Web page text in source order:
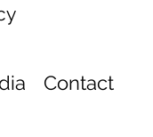
Contact